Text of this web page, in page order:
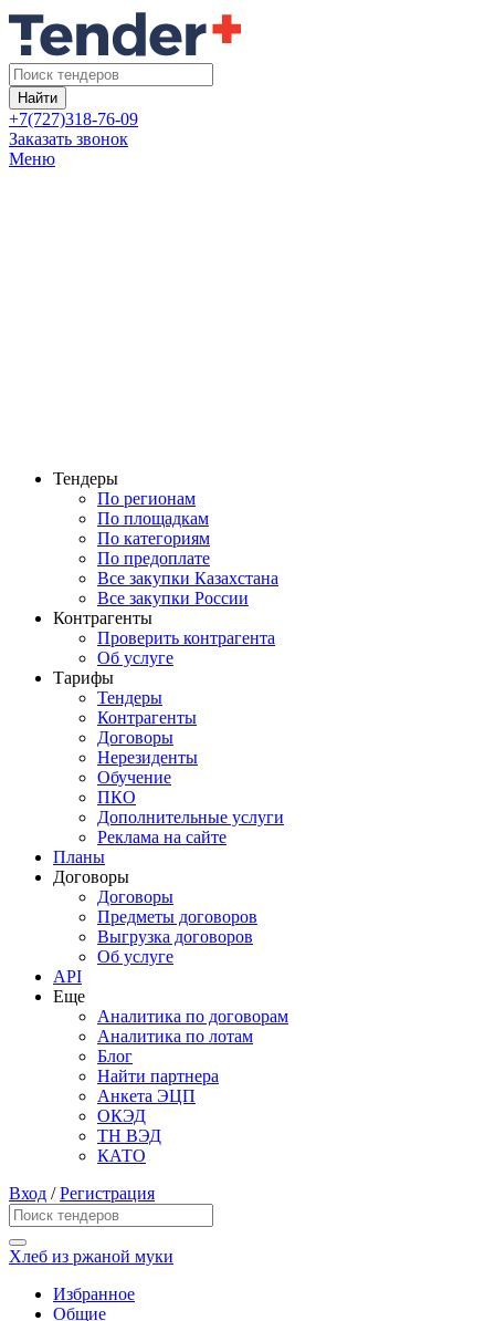
Найти
+7(727)318-76-09
Заказать звонок
Меню
Тендеры
По регионам
По площадкам
По категориям
По предоплате
Все закупки Казахстана
Все закупки России
Контрагенты
Проверить контрагента
Об услуге
Тарифы
Тендеры
Контрагенты
Договоры
Нерезиденты
Обучение
ПКО
Дополнительные услуги
Реклама на сайте
Планы
Договоры
Договоры
Предметы договоров
Выгрузка договоров
Об услуге
API
Еще
Аналитика по договорам
Аналитика по лотам
Блог
Найти партнера
Анкета ЭЦП
ОКЭД
ТН ВЭД
КАТО
Вход /Регистрация
Хлеб из ржаной муки
Избранное
Общие